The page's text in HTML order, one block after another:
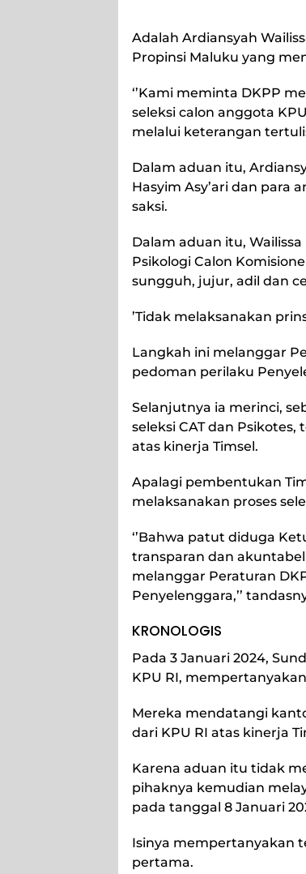
Adalah Ardiansyah
Propinsi Maluku yang
‘’Kami meminta DKPP
seleksi calon anggota
melalui keterangan
Dalam aduan itu,
Hasyim Asy’ari dan para
saksi.
Dalam aduan itu,
Psikologi Calon
sungguh, jujur, adil dan
’Tidak melaksanakan
Langkah ini melanggar
pedoman perilaku
Selanjutnya ia merinci,
seleksi CAT dan
atas kinerja Timsel.
Apalagi pembentukan
melaksanakan proses
‘’Bahwa patut diduga
transparan dan
melanggar Peraturan
Penyelenggara,’’
KRONOLOGIS
Pada 3 Januari 2024,
KPU RI,
Mereka mendatangi
dari KPU RI atas kinerja
Karena aduan itu tidak
pihaknya kemudian
pada tanggal 8 Januari
Isinya mempertanyakan
pertama.